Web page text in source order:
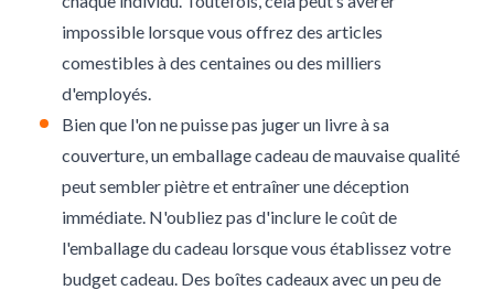
impossible lorsque vous offrez des articles
comestibles à des centaines ou des milliers
d'employés.
Bien que l'on ne puisse pas juger un livre à sa
couverture, un emballage cadeau de mauvaise qualité
peut sembler piètre et entraîner une déception
immédiate. N'oubliez pas d'inclure le coût de
l'emballage du cadeau lorsque vous établissez votre
budget cadeau. Des boîtes cadeaux avec un peu de